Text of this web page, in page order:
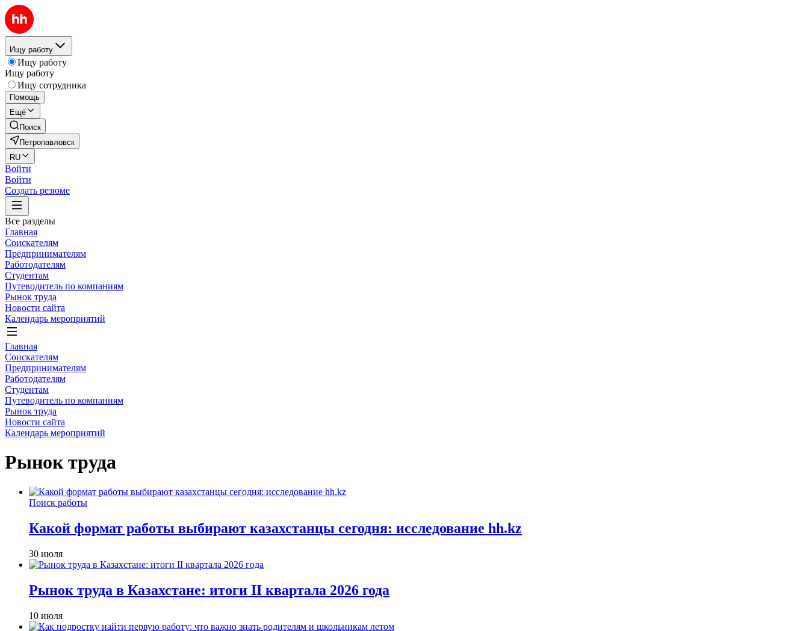
Ищу работу
Ищу работу
Ищу работу
Ищу сотрудника
Помощь
Ещё
Поиск
Петропавловск
RU
Войти
Войти
Создать резюме
Все разделы
Главная
Соискателям
Предпринимателям
Работодателям
Студентам
Путеводитель по компаниям
Рынок труда
Новости сайта
Календарь мероприятий
Главная
Соискателям
Предпринимателям
Работодателям
Студентам
Путеводитель по компаниям
Рынок труда
Новости сайта
Календарь мероприятий
Рынок труда
Поиск работы
Какой формат работы выбирают казахстанцы сегодня: исследование hh.kz
30 июля
Рынок труда в Казахстане: итоги II квартала 2026 года
10 июля